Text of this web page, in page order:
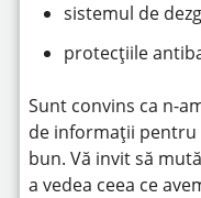
sistemul de
protecțiile
Sunt convins ca n-
de informații
bun. Vă invit să
a vedea ceea ce